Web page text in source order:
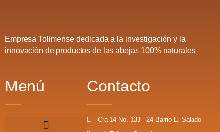
Empresa Tolimense dedicada a la investigación y la
innovación de productos de las abejas 100% naturales
Menú Contacto
Cra 14 No. 133 - 24 Barrio El Salado